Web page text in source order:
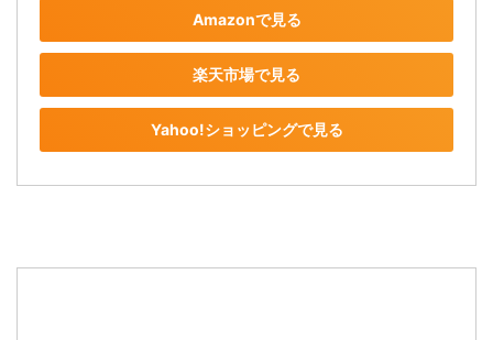
Amazonで見る
楽天市場で見る
Yahoo!ショッピングで見る